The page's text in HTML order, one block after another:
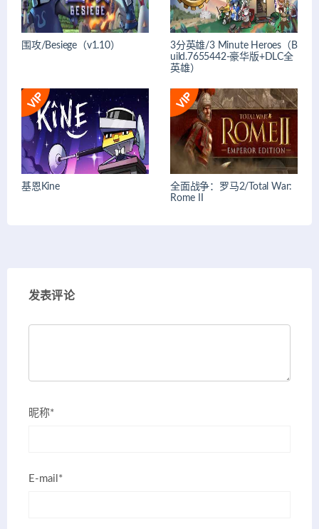
围攻/Besiege（v1.10）
3分英雄/3 Minute Heroes（B
uild.7655442-豪华版+DLC全
英雄）
基恩Kine
全面战争：罗马2/Total War:
Rome II
发表评论
昵称*
E-mail*